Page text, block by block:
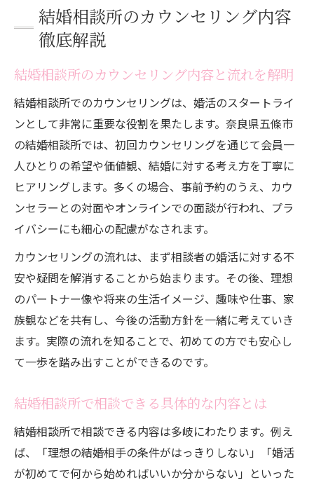
向性
結婚相談所が提案する理想の出会いサポー
ト
結婚相談所で初回に話すべき自己紹介のポ
イント
婚活への悩みを結婚相談所でどう伝えるか
理想の結婚像を結婚相談所で明確にするコ
ツ
結婚相談所の初回カウンセリングで聞かれ
カウンセリング時に伝えたい価値観や希望
条件
理想の婚活スタートの第一歩とは何か
結婚相談所で理想の婚活を始めるための準
備
トのコツ
理想の出会いを叶える結婚相談所のサポー
ト活用法
結婚相談所で第一歩を踏み出すための心構
結婚相談所のカウンセリング内容
徹底解説
結婚相談所のカウンセリング内容と流れを解明
結婚相談所でのカウンセリングは、婚活のスタートライ
ンとして非常に重要な役割を果たします。奈良県五條市
の結婚相談所では、初回カウンセリングを通じて会員一
人ひとりの希望や価値観、結婚に対する考え方を丁寧に
ヒアリングします。多くの場合、事前予約のうえ、カウ
ンセラーとの対面やオンラインでの面談が行われ、プラ
イバシーにも細心の配慮がなされます。
カウンセリングの流れは、まず相談者の婚活に対する不
安や疑問を解消することから始まります。その後、理想
のパートナー像や将来の生活イメージ、趣味や仕事、家
族観などを共有し、今後の活動方針を一緒に考えていき
ます。実際の流れを知ることで、初めての方でも安心し
て一歩を踏み出すことができるのです。
結婚相談所で相談できる具体的な内容とは
結婚相談所で相談できる内容は多岐にわたります。例え
ば、「理想の結婚相手の条件がはっきりしない」「婚活
が初めてで何から始めればいいか分からない」といった